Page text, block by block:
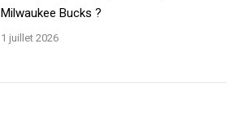
Milwaukee Bucks ?
1 juillet 2026